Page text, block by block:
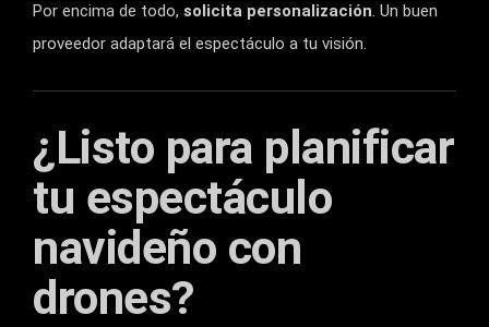
Por encima de todo, solicita personalización. Un buen
proveedor adaptará el espectáculo a tu visión.
¿Listo para planificar
tu espectáculo
navideño con
drones?